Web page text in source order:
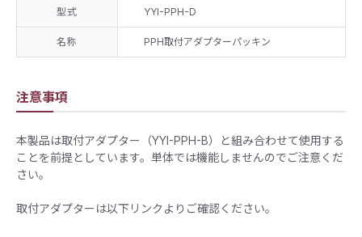
型式 YYI-PPH-D
名称 PPH取付アダプターパッキン
注意事項
本製品は取付アダプター（YYI-PPH-B）と組み合わせて使用する
ことを前提としています。単体では機能しませんのでご注意くだ
さい。
取付アダプターは以下リンクよりご確認ください。